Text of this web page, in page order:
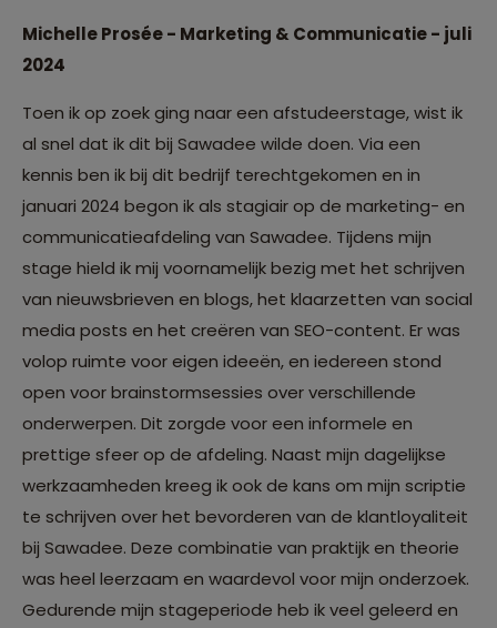
Michelle Prosée - Marketing & Communicatie - juli
2024
Toen ik op zoek ging naar een afstudeerstage, wist ik
al snel dat ik dit bij Sawadee wilde doen. Via een
kennis ben ik bij dit bedrijf terechtgekomen en in
januari 2024 begon ik als stagiair op de marketing- en
communicatieafdeling van Sawadee. Tijdens mijn
stage hield ik mij voornamelijk bezig met het schrijven
van nieuwsbrieven en blogs, het klaarzetten van social
media posts en het creëren van SEO-content. Er was
volop ruimte voor eigen ideeën, en iedereen stond
open voor brainstormsessies over verschillende
onderwerpen. Dit zorgde voor een informele en
prettige sfeer op de afdeling. Naast mijn dagelijkse
werkzaamheden kreeg ik ook de kans om mijn scriptie
te schrijven over het bevorderen van de klantloyaliteit
bij Sawadee. Deze combinatie van praktijk en theorie
was heel leerzaam en waardevol voor mijn onderzoek.
Gedurende mijn stageperiode heb ik veel geleerd en